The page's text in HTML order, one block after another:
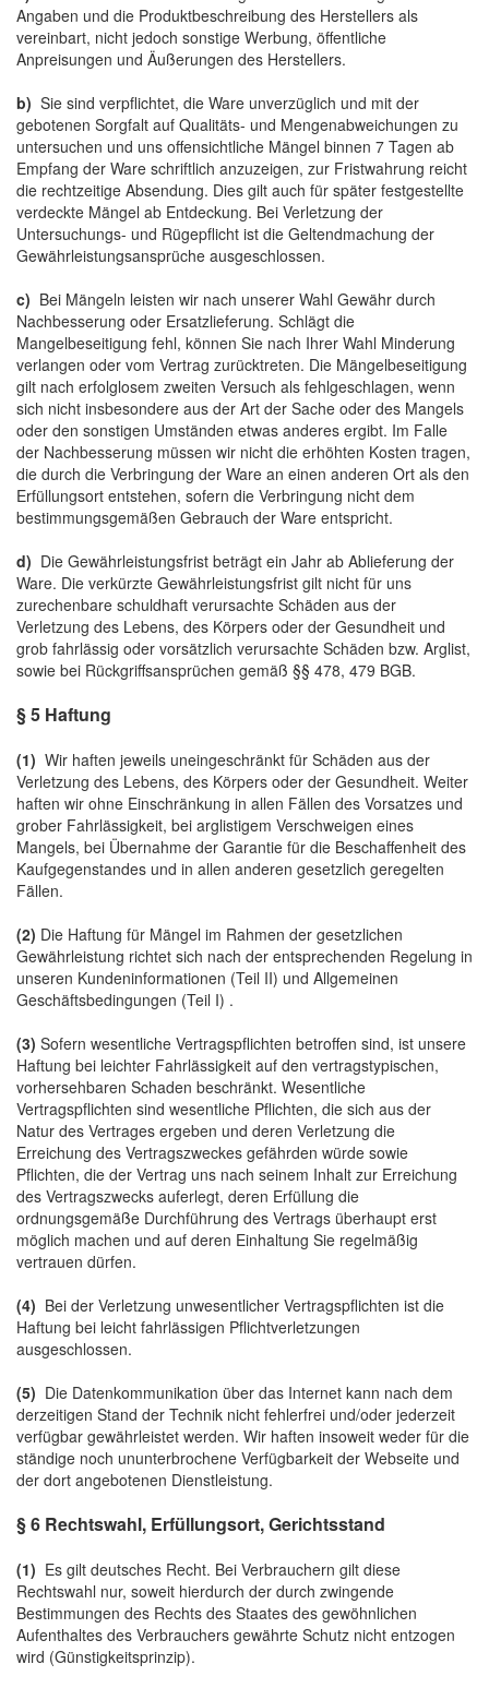
Angaben und die Produktbeschreibung des Herstellers als
vereinbart, nicht jedoch sonstige Werbung, öffentliche
Anpreisungen und Äußerungen des Herstellers.
b) Sie sind verpflichtet, die Ware unverzüglich und mit der
gebotenen Sorgfalt auf Qualitäts- und Mengenabweichungen zu
untersuchen und uns offensichtliche Mängel binnen 7 Tagen ab
Empfang der Ware schriftlich anzuzeigen, zur Fristwahrung reicht
die rechtzeitige Absendung. Dies gilt auch für später festgestellte
verdeckte Mängel ab Entdeckung. Bei Verletzung der
Untersuchungs- und Rügepflicht ist die Geltendmachung der
Gewährleistungsansprüche ausgeschlossen.
c) Bei Mängeln leisten wir nach unserer Wahl Gewähr durch
Nachbesserung oder Ersatzlieferung. Schlägt die
Mangelbeseitigung fehl, können Sie nach Ihrer Wahl Minderung
verlangen oder vom Vertrag zurücktreten. Die Mängelbeseitigung
gilt nach erfolglosem zweiten Versuch als fehlgeschlagen, wenn
sich nicht insbesondere aus der Art der Sache oder des Mangels
oder den sonstigen Umständen etwas anderes ergibt. Im Falle
der Nachbesserung müssen wir nicht die erhöhten Kosten tragen,
die durch die Verbringung der Ware an einen anderen Ort als den
Erfüllungsort entstehen, sofern die Verbringung nicht dem
bestimmungsgemäßen Gebrauch der Ware entspricht.
d) Die Gewährleistungsfrist beträgt ein Jahr ab Ablieferung der
Ware. Die verkürzte Gewährleistungsfrist gilt nicht für uns
zurechenbare schuldhaft verursachte Schäden aus der
Verletzung des Lebens, des Körpers oder der Gesundheit und
grob fahrlässig oder vorsätzlich verursachte Schäden bzw. Arglist,
sowie bei Rückgriffsansprüchen gemäß §§ 478, 479 BGB.
§ 5 Haftung
(1) Wir haften jeweils uneingeschränkt für Schäden aus der
Verletzung des Lebens, des Körpers oder der Gesundheit. Weiter
haften wir ohne Einschränkung in allen Fällen des Vorsatzes und
grober Fahrlässigkeit, bei arglistigem Verschweigen eines
Mangels, bei Übernahme der Garantie für die Beschaffenheit des
Kaufgegenstandes und in allen anderen gesetzlich geregelten
Fällen.
(2) Die Haftung für Mängel im Rahmen der gesetzlichen
Gewährleistung richtet sich nach der entsprechenden Regelung in
unseren Kundeninformationen (Teil II) und Allgemeinen
Geschäftsbedingungen (Teil I) .
(3) Sofern wesentliche Vertragspflichten betroffen sind, ist unsere
Haftung bei leichter Fahrlässigkeit auf den vertragstypischen,
vorhersehbaren Schaden beschränkt. Wesentliche
Vertragspflichten sind wesentliche Pflichten, die sich aus der
Natur des Vertrages ergeben und deren Verletzung die
Erreichung des Vertragszweckes gefährden würde sowie
Pflichten, die der Vertrag uns nach seinem Inhalt zur Erreichung
des Vertragszwecks auferlegt, deren Erfüllung die
ordnungsgemäße Durchführung des Vertrags überhaupt erst
möglich machen und auf deren Einhaltung Sie regelmäßig
vertrauen dürfen.
(4) Bei der Verletzung unwesentlicher Vertragspflichten ist die
Haftung bei leicht fahrlässigen Pflichtverletzungen
ausgeschlossen.
(5) Die Datenkommunikation über das Internet kann nach dem
derzeitigen Stand der Technik nicht fehlerfrei und/oder jederzeit
verfügbar gewährleistet werden. Wir haften insoweit weder für die
ständige noch ununterbrochene Verfügbarkeit der Webseite und
der dort angebotenen Dienstleistung.
§ 6 Rechtswahl, Erfüllungsort, Gerichtsstand
(1) Es gilt deutsches Recht. Bei Verbrauchern gilt diese
Rechtswahl nur, soweit hierdurch der durch zwingende
Bestimmungen des Rechts des Staates des gewöhnlichen
Aufenthaltes des Verbrauchers gewährte Schutz nicht entzogen
wird (Günstigkeitsprinzip).